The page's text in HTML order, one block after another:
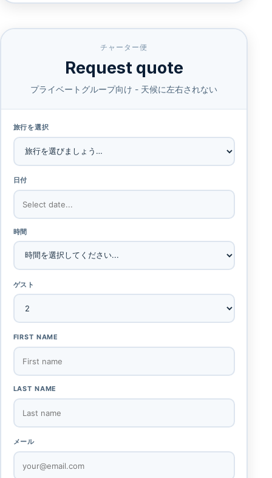
チャーター便
Request quote
プライベートグループ向け - 天候に左右されない
旅行を選択
日付
時間
ゲスト
FIRST NAME
LAST NAME
メール